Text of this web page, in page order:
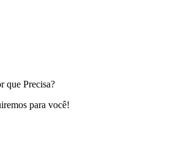
que Precisa?
para você!